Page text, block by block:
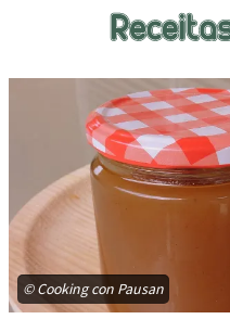
© Cooking con Pausan